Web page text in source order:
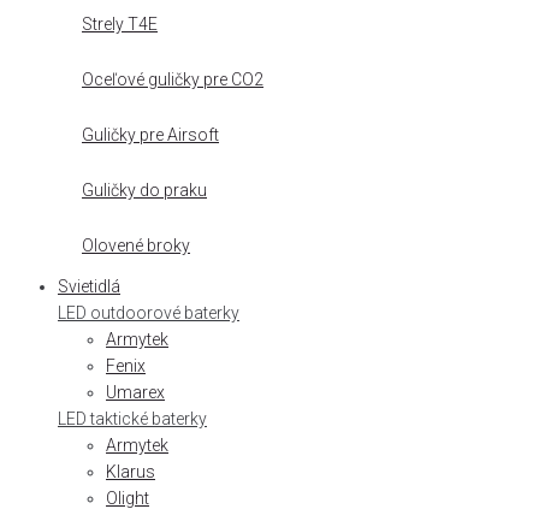
Strely T4E
Oceľové guličky pre CO2
Guličky pre Airsoft
Guličky do praku
Olovené broky
Svietidlá
LED outdoorové baterky
Armytek
Fenix
Umarex
LED taktické baterky
Armytek
Klarus
Olight